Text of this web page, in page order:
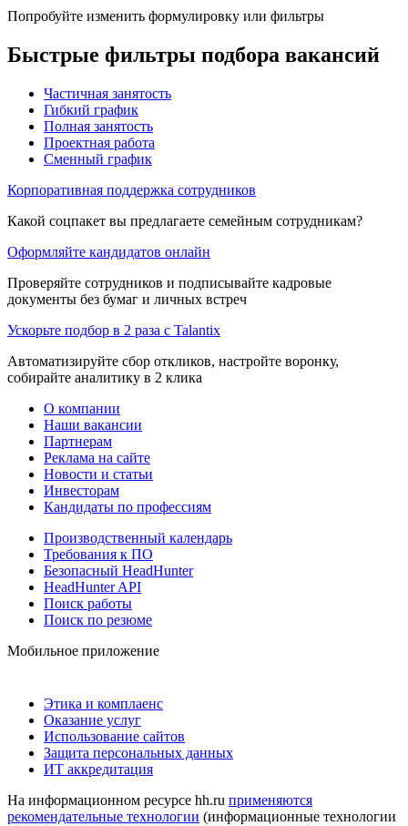
Попробуйте изменить формулировку или фильтры
Быстрые фильтры подбора вакансий
Частичная занятость
Гибкий график
Полная занятость
Проектная работа
Сменный график
Корпоративная поддержка сотрудников
Какой соцпакет вы предлагаете семейным сотрудникам?
Оформляйте кандидатов онлайн
Проверяйте сотрудников и подписывайте кадровые
документы без бумаг и личных встреч
Ускорьте подбор в 2 раза с Talantix
Автоматизируйте сбор откликов, настройте воронку,
собирайте аналитику в 2 клика
О компании
Наши вакансии
Партнерам
Реклама на сайте
Новости и статьи
Инвесторам
Кандидаты по профессиям
Производственный календарь
Требования к ПО
Безопасный HeadHunter
HeadHunter API
Поиск работы
Поиск по резюме
Мобильное приложение
Этика и комплаенс
Оказание услуг
Использование сайтов
Защита персональных данных
ИТ аккредитация
На информационном ресурсе hh.ru применяются
рекомендательные технологии (информационные технологии